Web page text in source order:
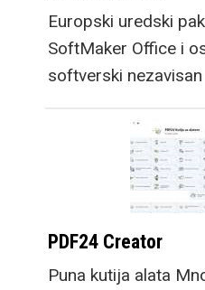
Europski uredski
SoftMaker Office i
softverski
PDF24 Creator
Puna kutija alata